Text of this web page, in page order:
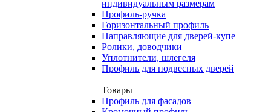
индивидуальным размерам
Профиль-ручка
Горизонтальный профиль
Направляющие для дверей-купе
Ролики, доводчики
Уплотнители, шлегеля
Профиль для подвесных дверей
Товары
Профиль для фасадов